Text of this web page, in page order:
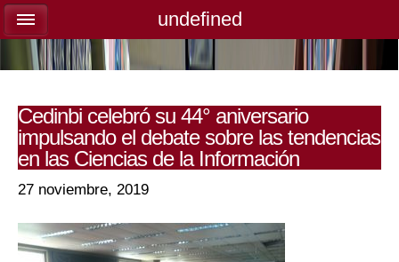
Cedinbi celebró su 44° aniversario
impulsando el debate sobre las tendencias
en las Ciencias de la Información
27 noviembre, 2019
undefined
undefined